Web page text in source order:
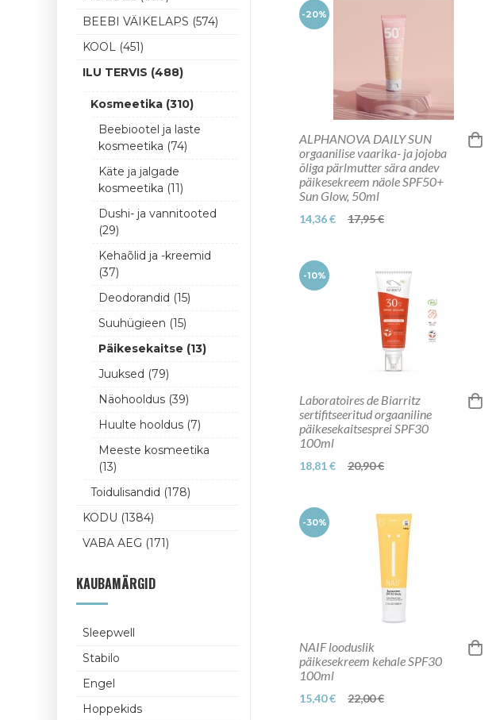
BEEBI VÄIKELAPS (574)
KOOL (451)
ILU TERVIS (488)
Kosmeetika (310)
Beebiootel ja laste
kosmeetika (74)
Käte ja jalgade
kosmeetika (11)
Dushi- ja vannitooted
(29)
Kehaõlid ja -kreemid
(37)
Deodorandid (15)
Suuhügieen (15)
Päikesekaitse (13)
Juuksed (79)
Näohooldus (39)
Huulte hooldus (7)
Meeste kosmeetika
(13)
Toidulisandid (178)
KODU (1384)
VABA AEG (171)
KAUBAMÄRGID
Sleepwell
Stabilo
Engel
Hoppekids
(2)
(7)
-20%
ALPHANOVA DAILY SUN
orgaanilise vaarika- ja jojoba
õliga pärlmutter sära andev
päikesekreem näole SPF50+
Sun Glow, 50ml
14,36 € 17,95 €
-10%
Laboratoires de Biarritz
sertifitseeritud orgaaniline
päikesekaitsesprei SPF30
100ml
18,81 € 20,90 €
-30%
NAIF looduslik
päikesekreem kehale SPF30
100ml
15,40 € 22,00 €